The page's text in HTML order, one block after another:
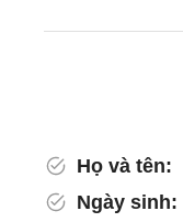
Họ và tên:
Ngày sinh: